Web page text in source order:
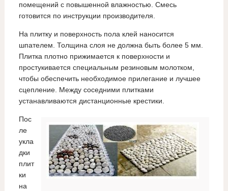
помещений с повышенной влажностью. Смесь
готовится по инструкции производителя.
На плитку и поверхность пола клей наносится
шпателем. Толщина слоя не должна быть более 5 мм.
Плитка плотно прижимается к поверхности и
простукивается специальным резиновым молотком,
чтобы обеспечить необходимое прилегание и лучшее
сцепление. Между соседними плитками
устанавливаются дистанционные крестики.
Пос
ле
укла
дки
плит
ки
на